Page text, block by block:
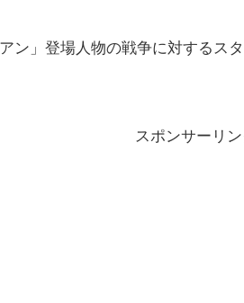
ン」登場人物の戦争に対するス
スポンサーリン